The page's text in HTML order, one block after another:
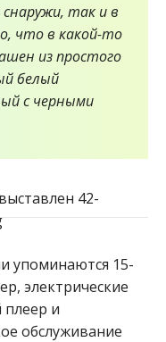
снаружи, так и в
что в какой-то
из простого
белый
с черными
упоминаются 15-
электрические
плеер и
обслуживание